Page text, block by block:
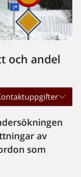
och andel
av
som